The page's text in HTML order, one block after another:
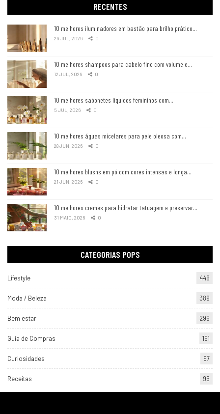
RECENTES
10 melhores iluminadores em bastão para brilho prático…
26 JUL, 2026 0
10 melhores shampoos para cabelo fino com volume e…
12 JUL, 2026 0
10 melhores sabonetes líquidos femininos com…
5 JUL, 2026 0
10 melhores águas micelares para pele oleosa com…
28 JUN, 2026 0
10 melhores blushs em pó com cores intensas e longa…
21 JUN, 2026 0
10 melhores cremes para hidratar tatuagem e preservar…
31 MAIO, 2026 0
CATEGORIAS POPS
Lifestyle 446
Moda / Beleza 389
Bem estar 296
Guia de Compras 161
Curiosidades 97
Receitas 96